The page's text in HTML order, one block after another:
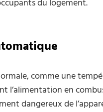
du logement.
comme une
l’alimentation en
dangereux de